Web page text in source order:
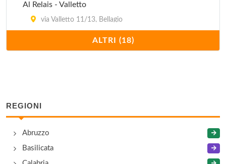
Al Relais - Valletto
via Valletto 11/13, Bellagio
via Roma 28, Bellagio
Ca' de Sass
località Crotto , Bellagio
ALTRI (18)
REGIONI
Abruzzo
Basilicata